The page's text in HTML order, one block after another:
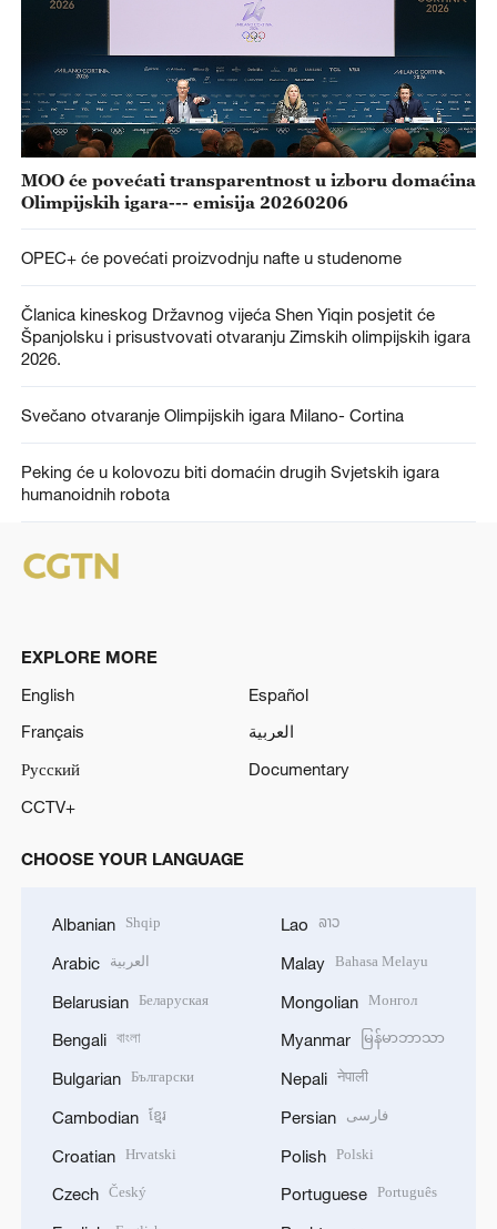
MOO će povećati transparentnost u izboru domaćina
Olimpijskih igara--- emisija 20260206
OPEC+ će povećati proizvodnju nafte u studenome
Članica kineskog Državnog vijeća Shen Yiqin posjetit će
Španjolsku i prisustvovati otvaranju Zimskih olimpijskih igara
2026.
Svečano otvaranje Olimpijskih igara Milano- Cortina
Peking će u kolovozu biti domaćin drugih Svjetskih igara
humanoidnih robota
EXPLORE MORE
English
Español
Français
العربية
Русский
Documentary
CCTV+
CHOOSE YOUR LANGUAGE
Albanian Shqip
Arabic العربية
Belarusian Беларуская
Bengali বাংলা
Bulgarian Български
Cambodian ខ្មែរ
Croatian Hrvatski
Czech Český
Lao ລາວ
Malay Bahasa Melayu
Mongolian Монгол
Myanmar မြန်မာဘာသာ
Nepali नेपाली
Persian فارسی
Polish Polski
Portuguese Português